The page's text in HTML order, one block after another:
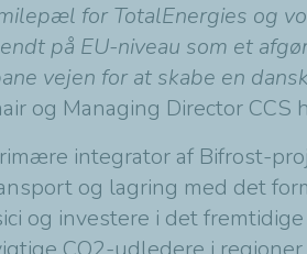
for TotalEnergies og
på EU-niveau som et
vejen for at skabe en
og Managing Director CCS
integrator af Bifrost-
og lagring med det
og investere i det